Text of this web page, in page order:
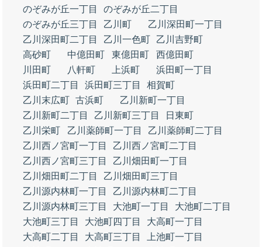
のぞみが丘一丁目
のぞみが丘二丁目
のぞみが丘三丁目
乙川町
乙川深田町一丁目
乙川深田町二丁目
乙川一色町
乙川吉野町
高砂町
中億田町 東億田町
西億田町
川田町
八軒町 上浜町
浜田町一丁目
浜田町二丁目
浜田町三丁目
相賀町
乙川末広町 古浜町
乙川新町一丁目
乙川新町二丁目
乙川新町三丁目
日東町
乙川栄町
乙川薬師町一丁目
乙川薬師町二丁目
乙川西ノ宮町一丁目
乙川西ノ宮町二丁目
乙川西ノ宮町三丁目
乙川畑田町一丁目
乙川畑田町二丁目
乙川畑田町三丁目
乙川源内林町一丁目
乙川源内林町二丁目
乙川源内林町三丁目
大池町一丁目
大池町二丁目
大池町三丁目
大池町四丁目
大高町一丁目
大高町二丁目
大高町三丁目
上池町一丁目